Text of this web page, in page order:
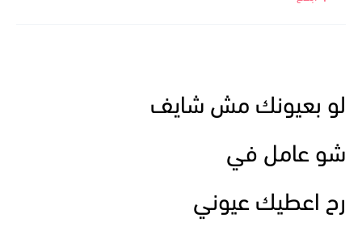
لو بعيونك مش شايف
شو عامل في
رح اعطيك عيوني